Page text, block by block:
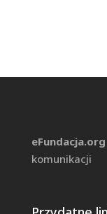
eFundacja.org
komunikacji